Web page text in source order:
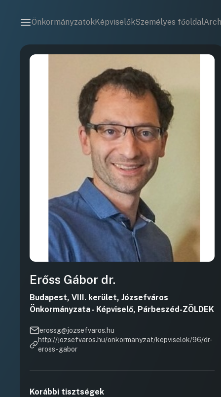
ÖnkormányzatokKépviselőkSzemélyes főoldal
Erőss Gábor dr.
Budapest, VIII. kerület, Józsefváros
Önkormányzata - Képviselő, Párbeszéd-ZÖLDEK
erossg@jozsefvaros.hu
http://jozsefvaros.hu/onkormanyzat/kepviselok/96/dr-
eross-gabor
Korábbi tisztségek